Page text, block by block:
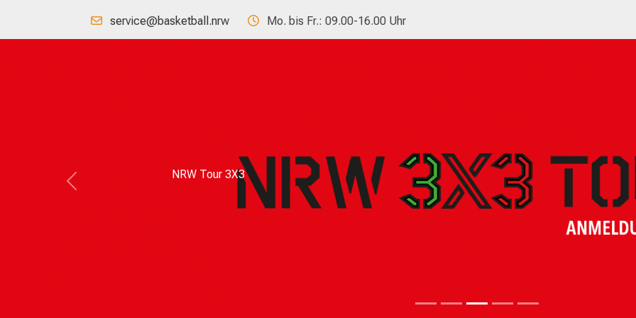
service@basketball.nrw Mo. bis Fr.: 09.00-16.00 Uhr
NRW Tour 3X3
Previous